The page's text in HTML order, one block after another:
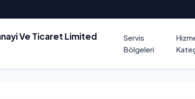
Ve Ticaret Limited
Servis
Bölgeleri